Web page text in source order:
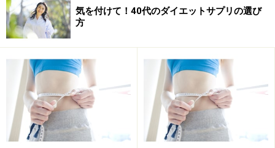
「脱毛」「疲労感」などがあります。
☆多く含む食品☆
内臓類、うなぎ、モロヘイヤ、にんじん、とうがらし、
バター、しゅんぎく、卵黄、こまつな、ほうれんそう、
チーズ、うに
次ページへつづく…
気を付けて！40代のダイエットサプリの選び
方